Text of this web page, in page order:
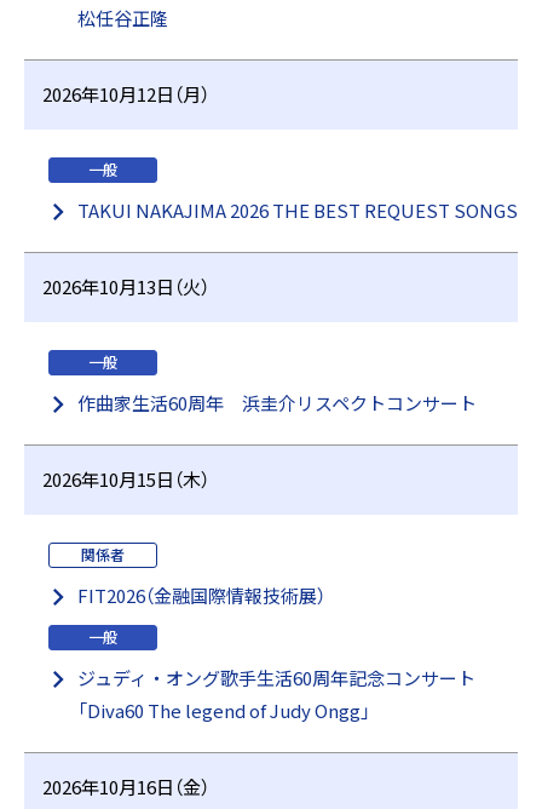
松任谷正隆
2026年10月12日（月）
一般
TAKUI NAKAJIMA 2026 THE BEST REQUEST SONGS
2026年10月13日（火）
一般
作曲家生活60周年 浜圭介リスペクトコンサート
2026年10月15日（木）
関係者
FIT2026（金融国際情報技術展）
一般
ジュディ・オング歌⼿⽣活60周年記念コンサート
「Diva60 The legend of Judy Ongg」
2026年10月16日（金）